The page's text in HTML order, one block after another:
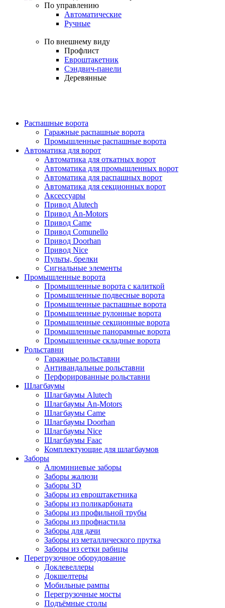
По управлению
Автоматические
Ручные
По внешнему виду
Профлист
Евроштакетник
Сэндвич-панели
Деревянные
Распашные ворота
Гаражные распашные ворота
Промышленные распашные ворота
Автоматика для ворот
Автоматика для откатных ворот
Автоматика для промышленных ворот
Автоматика для распашных ворот
Автоматика для секционных ворот
Аксессуары
Привод Alutech
Привод An-Motors
Привод Came
Привод Comunello
Привод Doorhan
Привод Nice
Пульты, брелки
Сигнальные элементы
Промышленные ворота
Промышленные ворота с калиткой
Промышленные подвесные ворота
Промышленные распашные ворота
Промышленные рулонные ворота
Промышленные секционные ворота
Промышленные панорамные ворота
Промышленные складные ворота
Рольставни
Гаражные рольставни
Антивандальные рольставни
Перфорированные рольставни
Шлагбаумы
Шлагбаумы Alutech
Шлагбаумы An-Motors
Шлагбаумы Came
Шлагбаумы Doorhan
Шлагбаумы Nice
Шлагбаумы Faac
Комплектующие для шлагбаумов
Заборы
Алюминиевые заборы
Заборы жалюзи
Заборы 3D
Заборы из евроштакетника
Заборы из поликарбоната
Заборы из профильной трубы
Заборы из профнастила
Заборы для дачи
Заборы из металлического прутка
Заборы из сетки рабицы
Перегрузочное оборудование
Доклевеллеры
Докшелтеры
Мобильные рампы
Перегрузочные мосты
Подъёмные столы